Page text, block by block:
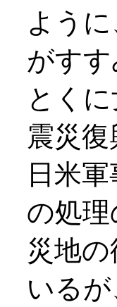
よう
がす
とく
震災
日米
の処
災地
いる